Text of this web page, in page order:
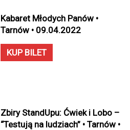
Kabaret Młodych Panów •
Tarnów • 09.04.2022
KUP BILET
Zbiry StandUpu: Ćwiek i Lobo –
“Testują na ludziach” • Tarnów •